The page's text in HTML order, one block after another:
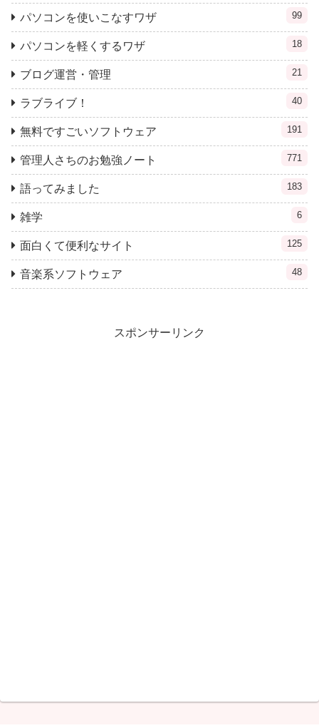
パソコンを使いこなすワザ 99
パソコンを軽くするワザ 18
ブログ運営・管理 21
ラブライブ！ 40
無料ですごいソフトウェア 191
管理人さちのお勉強ノート 771
語ってみました 183
雑学 6
面白くて便利なサイト 125
音楽系ソフトウェア 48
スポンサーリンク